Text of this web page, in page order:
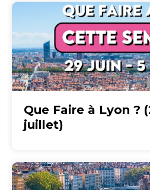
Que Faire à Lyon ?
juillet)